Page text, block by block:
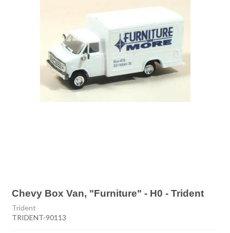
Chevy Box Van, "Furniture" - H0 - Trident
Trident
TRIDENT-90113